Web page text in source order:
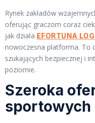
Rynek zakładów
oferując graczom coraz
jak działa EFORTUNA
nowoczesna platforma. To
szukających bezpiecznej i
poziomie.
Szeroka
sportowych